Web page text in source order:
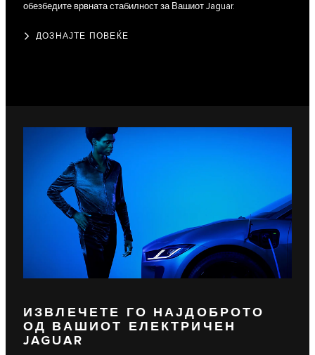
обезбедите врвната стабилност за Вашиот Jaguar.
ДОЗНАЈТЕ ПОВЕЌЕ
ИЗВЛЕЧЕТЕ ГО НАЈДОБРОТО
ОД ВАШИОТ ЕЛЕКТРИЧЕН
JAGUAR